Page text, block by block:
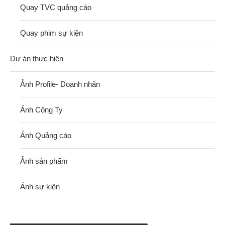
Quay TVC quảng cáo
Quay phim sự kiện
Dự án thực hiện
Ảnh Profile- Doanh nhân
Ảnh Công Ty
Ảnh Quảng cáo
Ảnh sản phẩm
Ảnh sự kiện